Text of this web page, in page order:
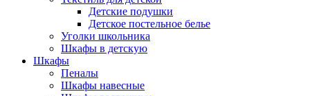
Детские подушки
Детское постельное белье
Уголки школьника
Шкафы в детскую
Шкафы
Пеналы
Шкафы навесные